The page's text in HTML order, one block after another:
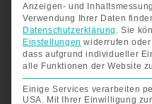
Der faltbare Elektro-
Handgriff zusammenfalten
einfach im Auto verladen
FreedomChair Portfolio
passende Ausführung. Der
Batterien ermöglichen eine
Anzeigen- und
Verwendung Ihrer Daten
Datenschutzerklärung . Sie
Einstellungen widerrufen
dass aufgrund individueller
alle Funktionen der Website
Einige Services verarbeiten
USA. Mit Ihrer Einwilligung